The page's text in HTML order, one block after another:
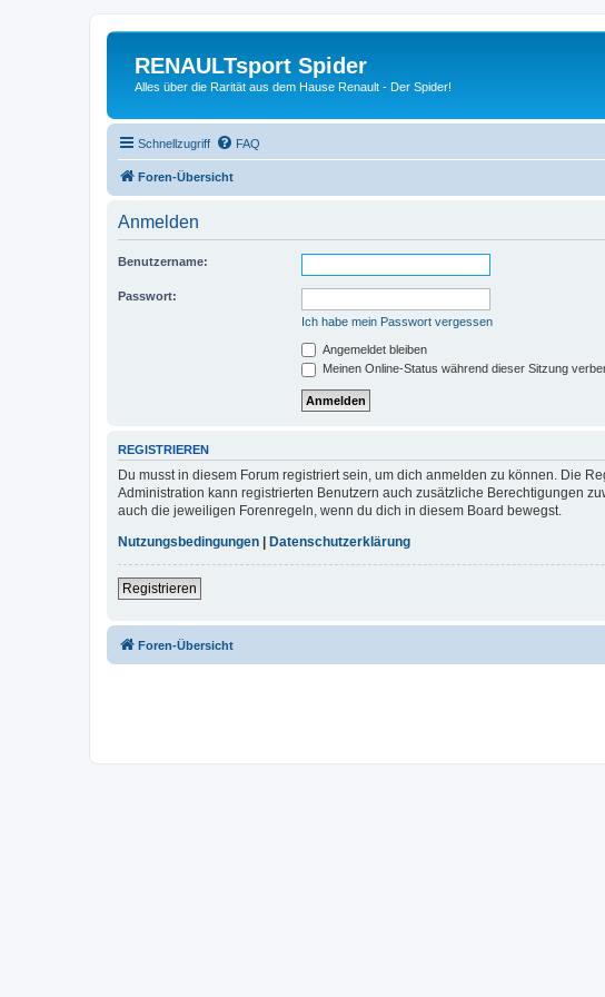
RENAULTsport Spider
Alles über die Rarität aus dem Hause Renault - Der Spider!
Schnellzugriff FAQ
Foren-Übersicht
Anmelden
Benutzername:
Passwort:
Ich habe mein Passwort vergessen
Angemeldet bleiben
Meinen Online-Status während dieser Sitzung
REGISTRIEREN
Du musst in diesem Forum registriert sein, um dich anmelden zu können. Die
Administration kann registrierten Benutzern auch zusätzliche Berechtigungen
auch die jeweiligen Forenregeln, wenn du dich in diesem Board bewegst.
Nutzungsbedingungen
Datenschutzerklärung
Registrieren
Foren-Übersicht